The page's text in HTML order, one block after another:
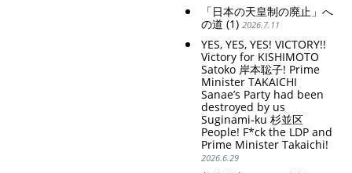
「日本の天皇制の廃止」へ
の道 (1) 2026.7.11
YES, YES, YES! VICTORY!!
Victory for KISHIMOTO
Satoko 岸本聡子! Prime
Minister TAKAICHI
Sanae’s Party had been
destroyed by us
Suginami-ku 杉並区
People! F*ck the LDP and
Prime Minister Takaichi!
2026.6.29